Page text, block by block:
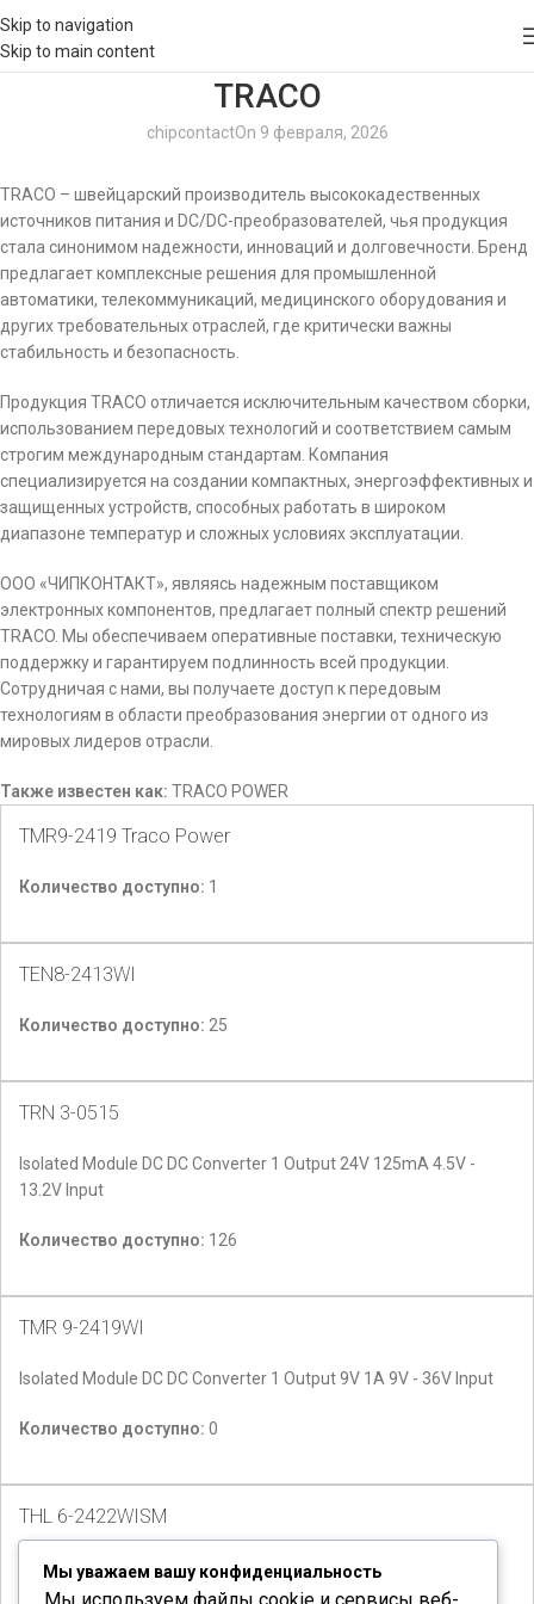
Skip to navigation
Skip to main content
TRACO
chipcontactOn 9 февраля, 2026
TRACO – швейцарский производитель высококадественных
источников питания и DC/DC-преобразователей, чья продукция
стала синонимом надежности, инноваций и долговечности. Бренд
предлагает комплексные решения для промышленной
автоматики, телекоммуникаций, медицинского оборудования и
других требовательных отраслей, где критически важны
стабильность и безопасность.
Продукция TRACO отличается исключительным качеством сборки,
использованием передовых технологий и соответствием самым
строгим международным стандартам. Компания
специализируется на создании компактных, энергоэффективных и
защищенных устройств, способных работать в широком
диапазоне температур и сложных условиях эксплуатации.
ООО «ЧИПКОНТАКТ», являясь надежным поставщиком
электронных компонентов, предлагает полный спектр решений
TRACO. Мы обеспечиваем оперативные поставки, техническую
поддержку и гарантируем подлинность всей продукции.
Сотрудничая с нами, вы получаете доступ к передовым
технологиям в области преобразования энергии от одного из
мировых лидеров отрасли.
Также известен как: TRACO POWER
TMR9-2419 Traco Power
Количество доступно: 1
TEN8-2413WI
Количество доступно: 25
TRN 3-0515
Isolated Module DC DC Converter 1 Output 24V 125mA 4.5V -
13.2V Input
Количество доступно: 126
TMR 9-2419WI
Isolated Module DC DC Converter 1 Output 9V 1A 9V - 36V Input
Количество доступно: 0
THL 6-2422WISM
Количество доступно:20
Мы уважаем вашу конфиденциальность